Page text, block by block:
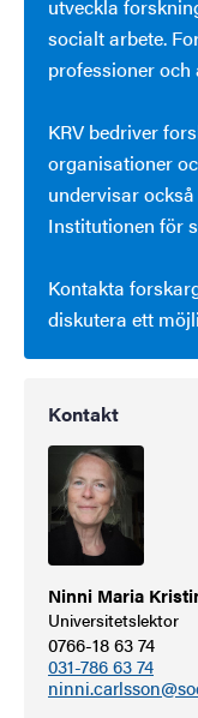
utveckla
socialt arbete.
professioner
KRV bedriver
organisationer
undervisar
Institutionen för
Kontakta
diskutera ett
Kontakt
Ninni Maria
Universitetslektor
0766-18 63 74
031-786 63 74